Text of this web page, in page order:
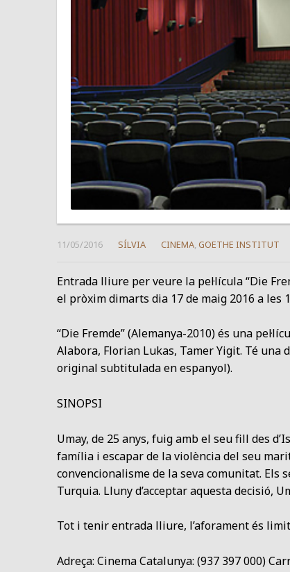
11/05/2016 SÍLVIA CINEMA, GOETHE INSTITUT
Entrada lliure per veure la pel·lícula “Die
el pròxim dimarts dia 17 de maig 2016 a les
“Die Fremde” (Alemanya-2010) és una
Alabora, Florian Lukas, Tamer Yigit. Té una
original subtitulada en espanyol).
SINOPSI
Umay, de 25 anys, fuig amb el seu fill des
família i escapar de la violència del seu
convencionalisme de la seva comunitat. Els
Turquia. Lluny d’acceptar aquesta decisió,
Tot i tenir entrada lliure, l’aforament és
Adreça: Cinema Catalunya: (937 397 000)